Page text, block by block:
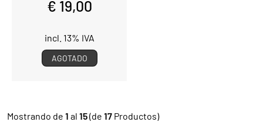
€ 19,00
incl. 13% IVA
AGOTADO
Mostrando de 1 al 15(de 17 Productos)